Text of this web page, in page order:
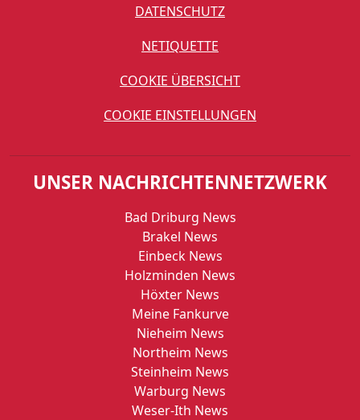
DATENSCHUTZ
NETIQUETTE
COOKIE ÜBERSICHT
COOKIE EINSTELLUNGEN
UNSER NACHRICHTENNETZWERK
Bad Driburg News
Brakel News
Einbeck News
Holzminden News
Höxter News
Meine Fankurve
Nieheim News
Northeim News
Steinheim News
Warburg News
Weser-Ith News